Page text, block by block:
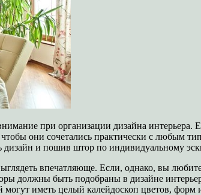
при организации дизайна
они сочетались практически с любым
и пошив штор по индивидуальному
впечатляюще. Если, однако, вы
должны быть подобраны в дизайне
иметь целый калейдоскоп цветов, форм